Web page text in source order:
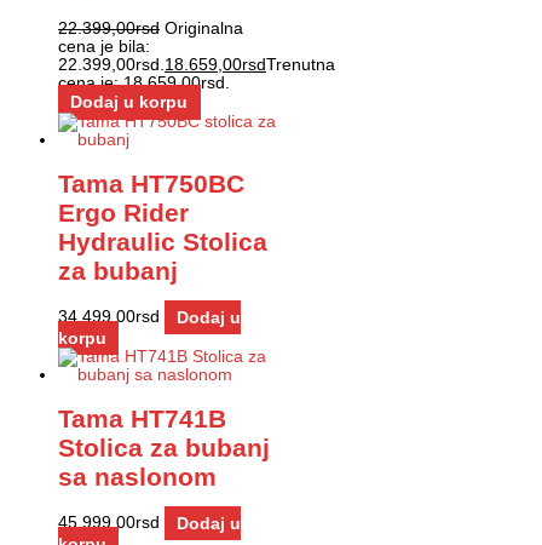
22.399,00rsd Originalna
cena je bila:
22.399,00rsd.18.659,00rsdTrenutna
cena je: 18.659,00rsd.
Dodaj u korpu
Tama HT750BC
Ergo Rider
Hydraulic Stolica
za bubanj
34.499,00rsd
Dodaj u
korpu
Tama HT741B
Stolica za bubanj
sa naslonom
45.999,00rsd
Dodaj u